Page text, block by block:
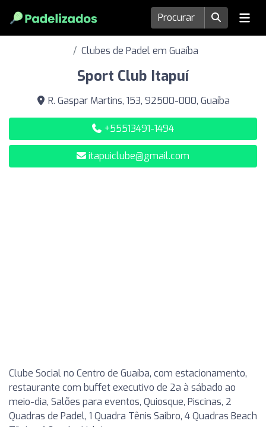
Clubes de Padel em Guaíba
Sport Club Itapuí
R. Gaspar Martins, 153, 92500-000, Guaíba
+55513491-1494
itapuiclube@gmail.com
Clube Social no Centro de Guaíba, com estacionamento,
restaurante com buffet executivo de 2a à sábado ao
meio-dia, Salões para eventos, Quiosque, Piscinas, 2
Quadras de Padel, 1 Quadra Tênis Saibro, 4 Quadras Beach